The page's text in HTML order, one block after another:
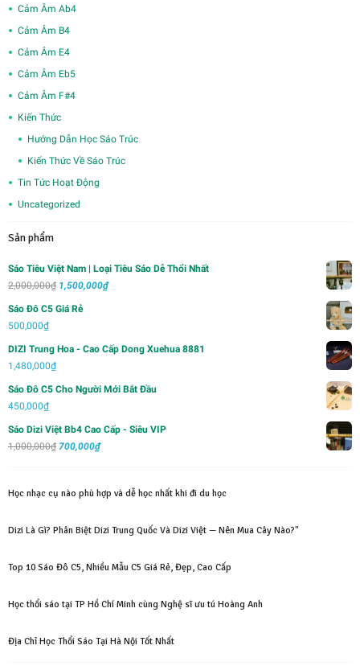
Cảm Âm Ab4
Cảm Âm B4
Cảm Âm E4
Cảm Âm Eb5
Cảm Âm F#4
Kiến Thức
Hướng Dẫn Học Sáo Trúc
Kiến Thức Về Sáo Trúc
Tin Tức Hoạt Động
Uncategorized
Sản phẩm
Sáo Tiêu Việt Nam | Loại Tiêu Sáo Dễ Thổi Nhất
2,000,000₫ Giá
1,500,000₫Giá
1,500,000₫.
Sáo Đô C5 Giá Rẻ
500,000₫
DIZI Trung Hoa - Cao Cấp Dong Xuehua 8881
1,480,000₫
Sáo Đô C5 Cho Người Mới Bắt Đầu
450,000₫
Sáo Dizi Việt Bb4 Cao Cấp - Siêu VIP
1,000,000₫ Giá
1,000,000₫.
700,000₫Giá
là:
Học nhạc cụ nào phù hợp và dễ học nhất khi đi du học
Dizi Là Gì? Phân Biệt Dizi Trung Quốc Và Dizi Việt — Nên Mua Cây Nào?"
Top 10 Sáo Đô C5, Nhiều Mẫu C5 Giá Rẻ, Đẹp, Cao Cấp
Học thổi sáo tại TP Hồ Chí Minh cùng Nghệ sĩ ưu tú Hoàng Anh
Địa Chỉ Học Thổi Sáo Tại Hà Nội Tốt Nhất